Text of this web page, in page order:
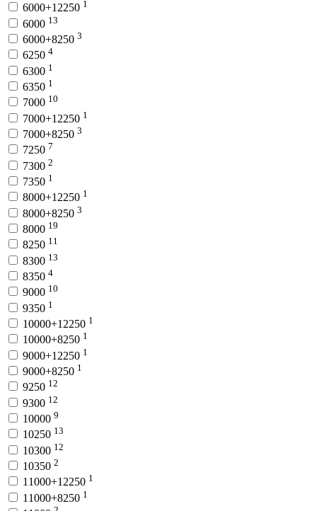
6000+12250 1
6000 13
6000+8250 3
6250 4
6300 1
6350 1
7000 10
7000+12250 1
7000+8250 3
7250 7
7300 2
7350 1
8000+12250 1
8000+8250 3
8000 19
8250 11
8300 13
8350 4
9000 10
9350 1
10000+12250 1
10000+8250 1
9000+12250 1
9000+8250 1
9250 12
9300 12
10000 9
10250 13
10300 12
10350 2
11000+12250 1
11000+8250 1